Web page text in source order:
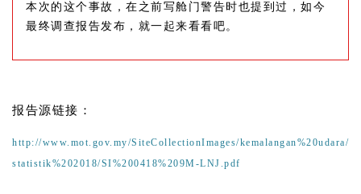
本次的这个事故，在之前写舱门警告时也提到过，如今
最终调查报告发布，就一起来看看吧。
报告源链接：
http://www.mot.gov.my/SiteCollectionImages/kemalangan%20udara/
statistik%202018/SI%200418%209M-LNJ.pdf